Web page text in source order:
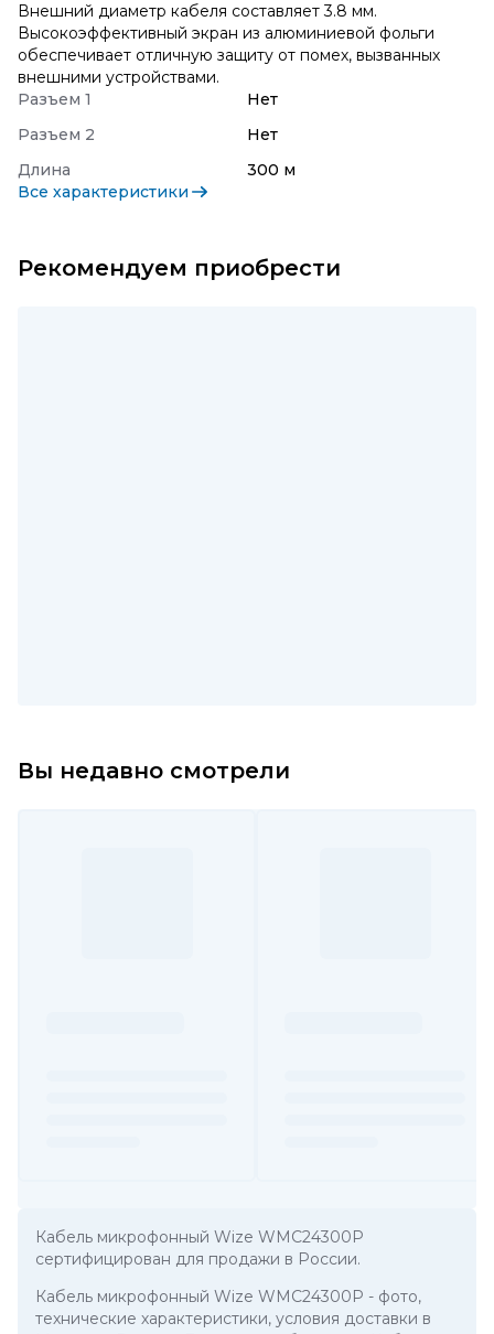
Внешний диаметр кабеля составляет 3.8 мм.
Высокоэффективный экран из алюминиевой фольги
обеспечивает отличную защиту от помех, вызванных
внешними устройствами.
Разъем 1
Нет
Разъем 2
Нет
Длина
300 м
Все характеристики
Рекомендуем приобрести
Вы недавно смотрели
Кабель микрофонный Wize WMC24300P
сертифицирован для продажи в России.
Кабель микрофонный Wize WMC24300P - фото,
технические характеристики, условия доставки в